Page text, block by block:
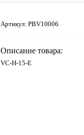
Артикул: PBV10006
Описание товара:
VC-H-15-E